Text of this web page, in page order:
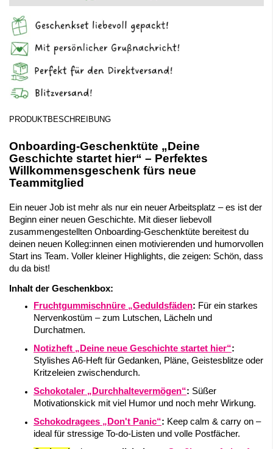
PRODUKTBESCHREIBUNG
Onboarding-Geschenktüte „Deine
Geschichte startet hier“ – Perfektes
Willkommensgeschenk fürs neue
Teammitglied
Ein neuer Job ist mehr als nur ein neuer Arbeitsplatz – es ist der
Beginn einer neuen Geschichte. Mit dieser liebevoll
zusammengestellten Onboarding-Geschenktüte bereitest du
deinen neuen Kolleg:innen einen motivierenden und humorvollen
Start ins Team. Voller kleiner Highlights, die zeigen: Schön, dass
du da bist!
Inhalt der Geschenkbox:
Fruchtgummischnüre „Geduldsfäden: Für ein starkes
Nervenkostüm – zum Lutschen, Lächeln und
Durchatmen.
Notizheft „Deine neue Geschichte startet hier“:
Stylishes A6-Heft für Gedanken, Pläne, Geistesblitze oder
Kritzeleien zwischendurch.
Schokotaler „Durchhaltevermögen“: Süßer
Motivationskick mit viel Humor und noch mehr Wirkung.
Schokodragees „Don't Panic“: Keep calm & carry on –
ideal für stressige To-do-Listen und volle Postfächer.